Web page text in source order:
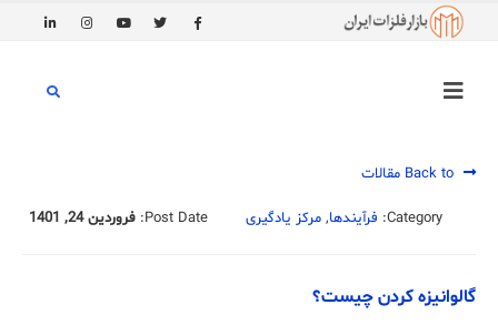
Category: فرآیندها, مرکز یادگیری Post Date: فروردین 24, 1401
گالوانیزه کردن چیست؟